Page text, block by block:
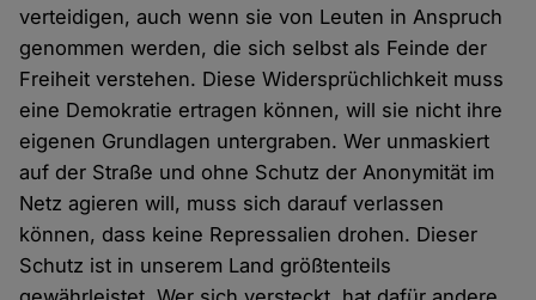
verteidigen, auch wenn sie von Leuten in Anspruch
genommen werden, die sich selbst als Feinde der
Freiheit verstehen. Diese Widersprüchlichkeit muss
eine Demokratie ertragen können, will sie nicht ihre
eigenen Grundlagen untergraben. Wer unmaskiert
auf der Straße und ohne Schutz der Anonymität im
Netz agieren will, muss sich darauf verlassen
können, dass keine Repressalien drohen. Dieser
Schutz ist in unserem Land größtenteils